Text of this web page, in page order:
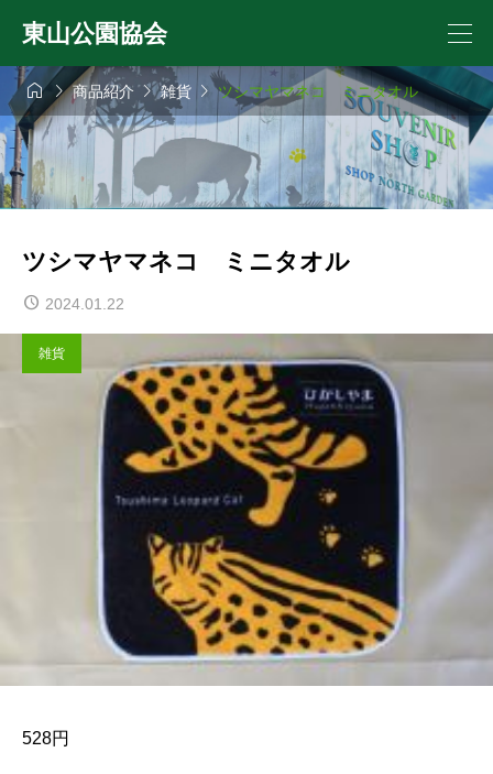
東山公園協会
商品紹介 雑貨 ツシマヤマネコ ミニタオル
ツシマヤマネコ ミニタオル
2024.01.22
雑貨
528円